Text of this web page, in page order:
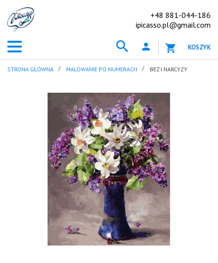
+48 881-044-186
ipicasso.pl@gmail.com
KOSZYK
STRONA GŁÓWNA MALOWANIE PO NUMERACH BEZ I NARCYZY